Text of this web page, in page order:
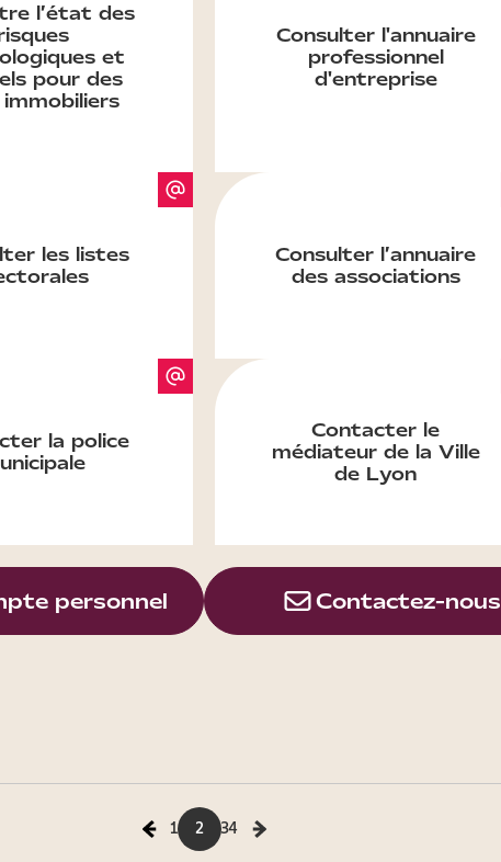
l’état des
et
pour des
immobiliers
Consulter l'annuaire
professionnel
d'entreprise
les listes
Consulter l’annuaire
des associations
la police
Contacter le
médiateur de la Ville
de Lyon
personnel Contactez-nous
1 2 34